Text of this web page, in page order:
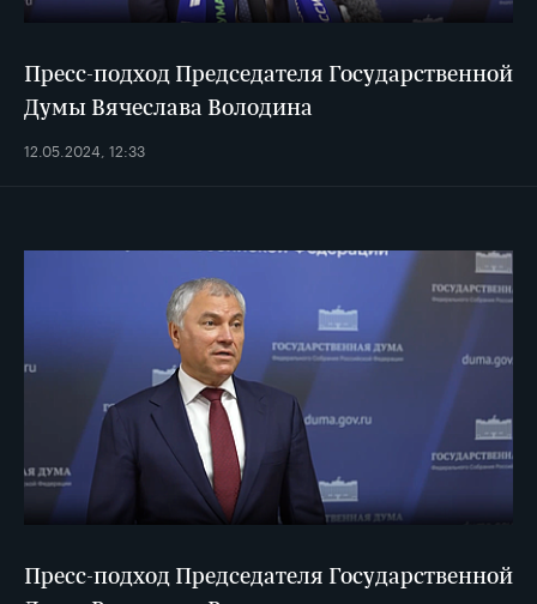
Пресс-подход Председателя Государственной
Думы Вячеслава Володина
12.05.2024, 12:33
Пресс-подход Председателя Государственной